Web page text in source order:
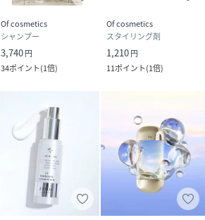
Of cosmetics
シャンプー
3,740円
34ポイント(1倍)
Of cosmetics
スタイリング剤
1,210円
11ポイント(1倍)